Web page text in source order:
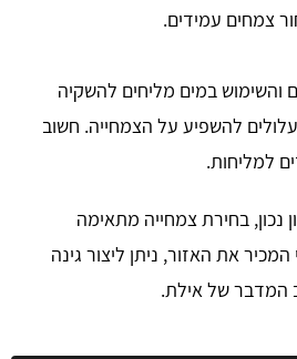
צמחים עמידים.
והשימוש במים מליחים להשקיה
להשפיע על הצמחייה. חשוב
למליחות.
נכון, בחירת צמחייה מתאימה
את האזור, ניתן ליצור גינה
המדבר של אילת.